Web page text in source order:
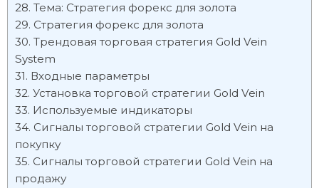
Тема: Стратегия форекс для золота
Стратегия форекс для золота
Трендовая торговая стратегия Gold Vein
System
Входные параметры
Установка торговой стратегии Gold Vein
Используемые индикаторы
Сигналы торговой стратегии Gold Vein на
покупку
Сигналы торговой стратегии Gold Vein на
продажу